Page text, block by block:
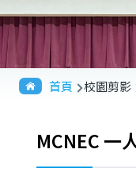
導
首頁 校園剪影
MCNEC 一